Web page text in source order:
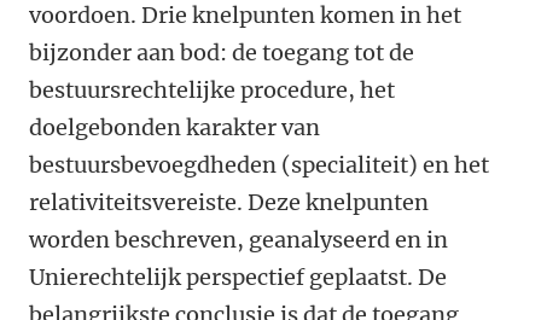
voordoen. Drie knelpunten komen in het
bijzonder aan bod: de toegang tot de
bestuursrechtelijke procedure, het
doelgebonden karakter van
bestuursbevoegdheden (specialiteit) en het
relativiteitsvereiste. Deze knelpunten
worden beschreven, geanalyseerd en in
Unierechtelijk perspectief geplaatst. De